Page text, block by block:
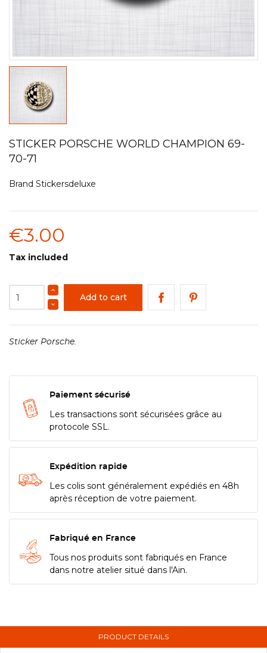
STICKER PORSCHE WORLD CHAMPION 69-
70-71
Brand Stickersdeluxe
€3.00
Tax included
Add to cart
Sticker Porsche.
Paiement sécurisé
Les transactions sont sécurisées grâce au
protocole SSL.
Expédition rapide
Les colis sont généralement expédiés en 48h
après réception de votre paiement.
Fabriqué en France
Tous nos produits sont fabriqués en France
dans notre atelier situé dans l'Ain.
PRODUCT DETAILS